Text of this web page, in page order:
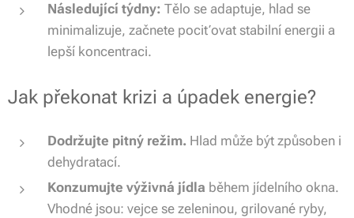
Následující týdny: Tělo se adaptuje, hlad se
minimalizuje, začnete pociťovat stabilní energii a
lepší koncentraci.
Jak překonat krizi a úpadek energie?
Dodržujte pitný režim. Hlad může být způsoben i
dehydratací.
Konzumujte výživná jídla během jídelního okna.
Vhodné jsou: vejce se zeleninou, grilované ryby,